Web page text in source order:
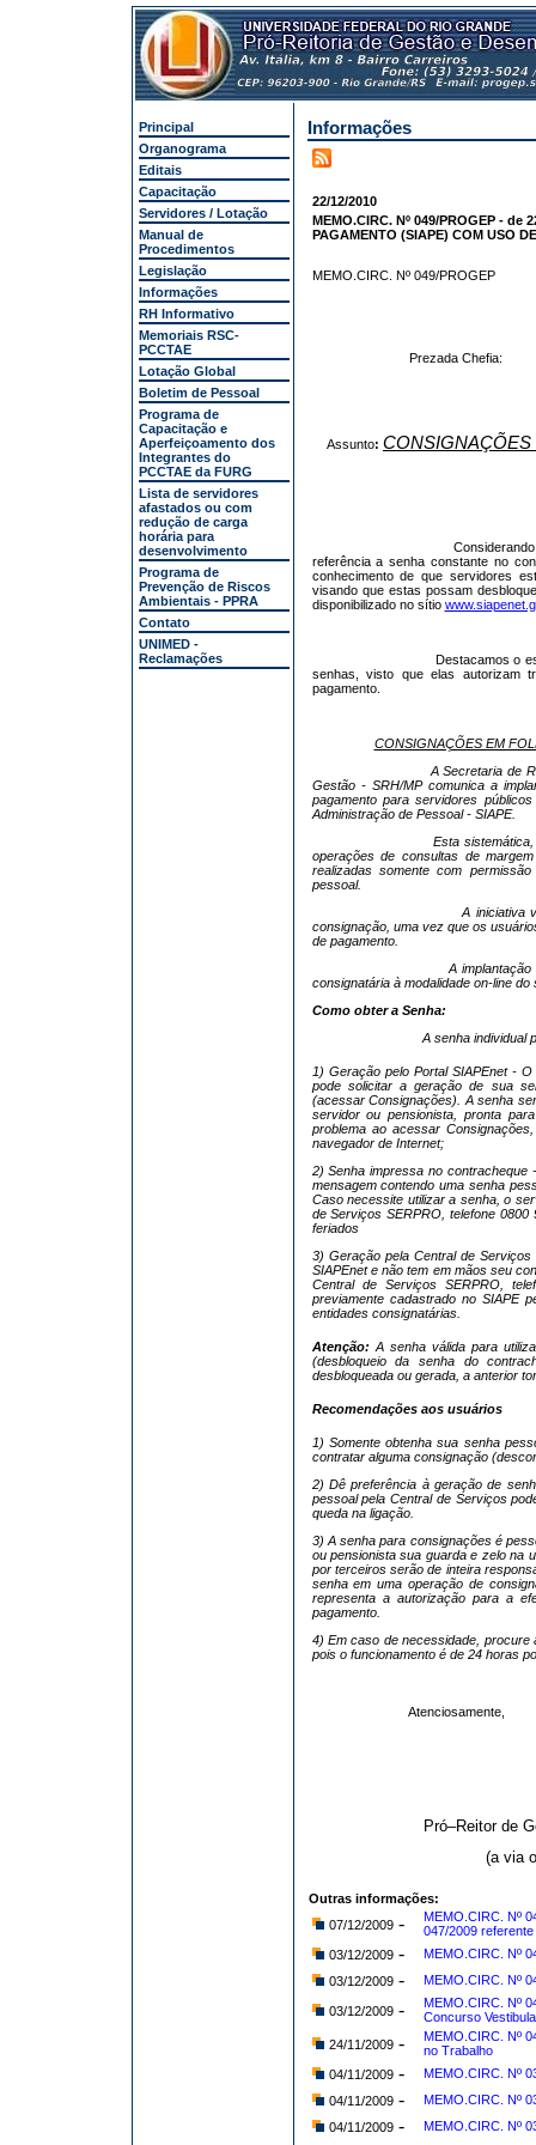
Principal
Organograma
Editais
Capacitação
Servidores / Lotação
Manual de
Procedimentos
Legislação
Informações
RH Informativo
Memoriais RSC-
PCCTAE
Lotação Global
Boletim de Pessoal
Programa de
Capacitação e
Aperfeiçoamento dos
Integrantes do
PCCTAE da FURG
Lista de servidores
afastados ou com
redução de carga
horária para
desenvolvimento
Programa de
Prevenção de Riscos
Ambientais - PPRA
Contato
UNIMED -
Reclamações
Informações
22/12/2010
MEMO.CIRC. Nº 049/PROGEP - de
PAGAMENTO (SIAPE) COM USO
MEMO.CIRC. Nº 049/PROGEP
Prezada Chefia:
Assunto:
referência a senha constante no
conhecimento de que servidores
visando que estas possam
disponibilizado no sítio
Destacamos o
senhas, visto que elas autorizam
pagamento.
CONSIGNAÇÕES EM
A Secretaria de
Gestão - SRH/MP comunica a
pagamentopara servidores públicos
Administração de Pessoal - SIAPE.
Esta
operações de consultas de
realizadas somente com
pessoal.
A iniciativa
consignação, uma vez que os
de pagamento.
A
consignatária à modalidade on-line do
Como obter a Senha:
A senha individual
1) Geração pelo Portal SIAPEnet -
pode solicitar a geração de sua
(acessar Consignações). A senha
servidor ou pensionista, pronta
problema ao acessar
navegador de Internet;
2) Senha impressa no
mensagem contendo uma senha
Caso necessite utilizar a senha, o
de Serviços SERPRO, telefone
feriados
3) Geração pela Central de
SIAPEnet e não tem em mãos seu
Central de Serviços SERPRO,
previamente cadastrado no SIAPE
entidades consignatárias.
Atenção: A senha válida para
(desbloqueio da senha do
desbloqueada ou gerada, a anterior
Recomendações aos usuários
1) Somente obtenha sua senha
contratar alguma consignação
2) Dê preferência à geração de
pessoal pela Central de Serviços
queda na ligação.
3) A senha para consignações é
ou pensionista sua guarda e zelo na
por terceiros serão de inteira
senha em uma operação de
representa a autorização para a
pagamento.
4) Em caso de necessidade,
pois o funcionamento é de 24 horas
Atenciosamente,
Pró–Reitor de
(a via
Outras informações:
07/12/2009-
MEMO.CIRC. Nº
047/2009
03/12/2009-
MEMO.CIRC. Nº
03/12/2009- MEMO.CIRC. Nº
03/12/2009-
MEMO.CIRC. Nº
Concurso
24/11/2009-
MEMO.CIRC. Nº
no Trabalho
04/11/2009-
MEMO.CIRC. Nº
04/11/2009-
MEMO.CIRC. Nº
04/11/2009- MEMO.CIRC. Nº